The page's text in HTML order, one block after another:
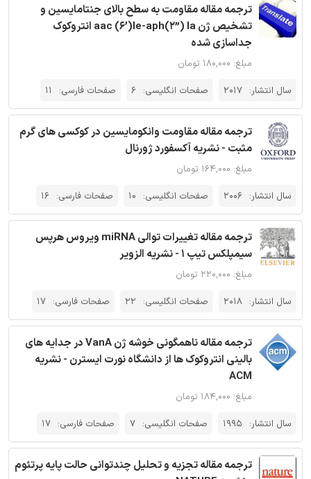
ترجمه مقاله مقاومت به سطح بالای جنتامایسین و
تشخیص ژن aac (6’)Ie-aph(2”) Ia انتروکوک
جداسازی شده
مبلغ: ۱۸۰,۰۰۰ تومان
سال انتشار: 2017 صفحات انگلیسی: 6 صفحات فارسی: 11
ترجمه مقاله مقاومت وانکومایسین در کوکسی های گرم
مثبت - نشریه آکسفورد ژورنال
مبلغ: ۱۶۴,۰۰۰ تومان
سال انتشار: 2006 صفحات انگلیسی: 10 صفحات فارسی: 16
ترجمه مقاله تغییرات توالی miRNA ویروس هرپس
سیمپلکس تیپ 1 - نشریه الزویر
مبلغ: ۲۲۰,۰۰۰ تومان
سال انتشار: 2018 صفحات انگلیسی: 22 صفحات فارسی: 17
ترجمه مقاله ناهمگونی خوشه ژن VanA در جدایه های
بالینی انتروکوک ها از دانشگاه نورت ایسترن - نشریه
ACM
مبلغ: ۱۸۴,۰۰۰ تومان
سال انتشار: 1995 صفحات انگلیسی: 7 صفحات فارسی: 17
ترجمه مقاله تجزیه و تحلیل چندتوانی حالت پایه پرتئوم